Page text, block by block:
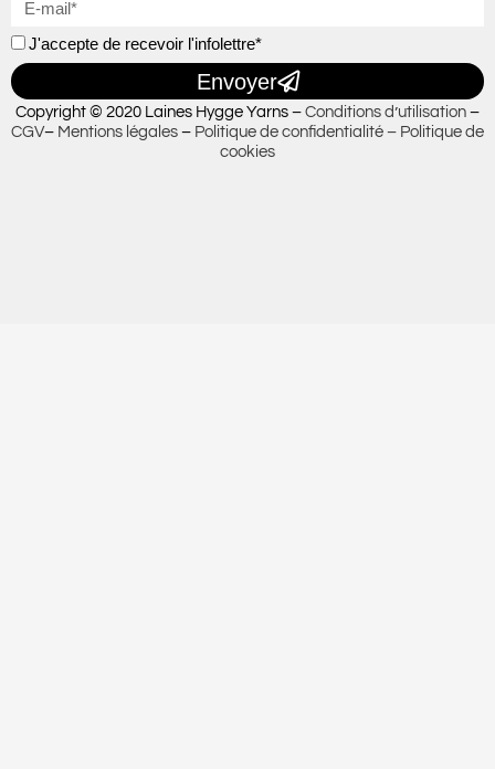
J'accepte de recevoir l'infolettre*
Envoyer
Copyright © 2020 Laines Hygge Yarns – Conditions d’utilisation –
CGV– Mentions légales – Politique de confidentialité – Politique de
cookies